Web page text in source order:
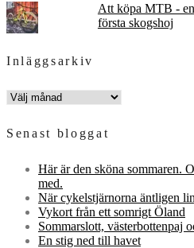
Att köpa MTB -
första skogshoj
Inläggsarkiv
INLÄGGSARKIV
Senast bloggat
Här är den sköna sommaren.
med.
När cykelstjärnorna äntligen
Vykort från ett somrigt Öland
Sommarslott, västerbottenpaj
En stig ned till havet